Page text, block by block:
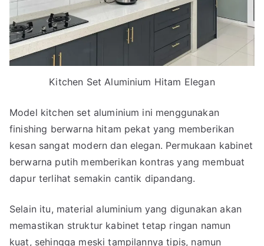
Kitchen Set Aluminium Hitam Elegan
Model kitchen set aluminium ini menggunakan
finishing berwarna hitam pekat yang memberikan
kesan sangat modern dan elegan. Permukaan kabinet
berwarna putih memberikan kontras yang membuat
dapur terlihat semakin cantik dipandang.
Selain itu, material aluminium yang digunakan akan
memastikan struktur kabinet tetap ringan namun
kuat, sehingga meski tampilannya tipis, namun